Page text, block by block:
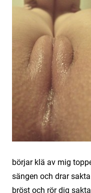
börjar klä av mig
sängen och drar
bröst och rör dig